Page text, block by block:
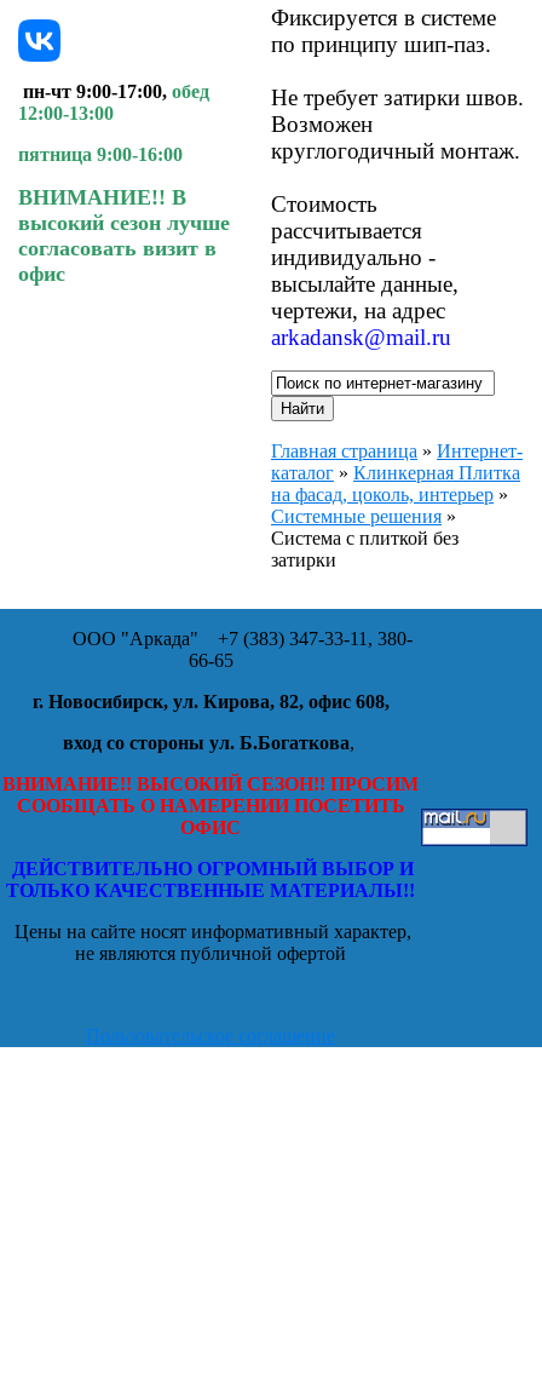
пн-чт 9:00-17:00, обед
12:00-13:00
пятница 9:00-16:00
ВНИМАНИЕ!! В
высокий сезон лучше
согласовать визит в
офис
Фиксируется в системе
по принципу шип-паз.
Не требует затирки швов.
Возможен
круглогодичный монтаж.
Стоимость
рассчитывается
индивидуально -
высылайте данные,
чертежи, на адрес
arkadansk@mail.ru
Главная страница » Интернет-
каталог » Клинкерная Плитка
на фасад, цоколь, интерьер »
Системные решения »
Система с плиткой без
затирки
ООО "Аркада" +7 (383) 347-33-11, 380-
66-65
г. Новосибирск, ул. Кирова, 82, офис 608,
вход со стороны ул. Б.Богаткова,
ВНИМАНИЕ!! ВЫСОКИЙ СЕЗОН!! ПРОСИМ
СООБЩАТЬ О НАМЕРЕНИИ ПОСЕТИТЬ
ОФИС
ДЕЙСТВИТЕЛЬНО ОГРОМНЫЙ ВЫБОР И
ТОЛЬКО КАЧЕСТВЕННЫЕ МАТЕРИАЛЫ!!
Цены на сайте носят информативный характер,
не являются публичной офертой
Пользовательское соглашение